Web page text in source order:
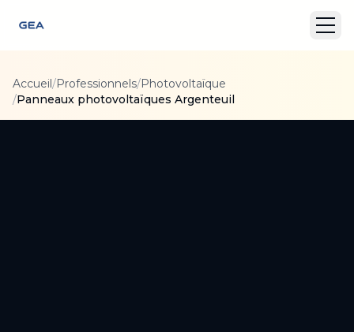
Accueil/Professionnels/Photovoltaïque
/Panneaux photovoltaïques Argenteuil